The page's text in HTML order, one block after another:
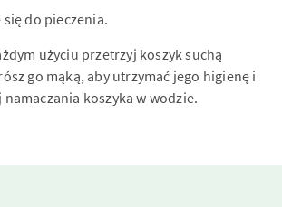
do pieczenia.
użyciu przetrzyj koszyk suchą
go mąką, aby utrzymać jego higienę i
koszyka w wodzie.